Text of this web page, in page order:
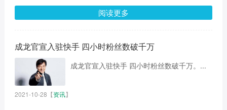
阅读更多
成龙官宣入驻快手 四小时粉丝数破千万
成龙官宣入驻快手 四小时粉丝数破千万。...
2021-10-28 【资讯】